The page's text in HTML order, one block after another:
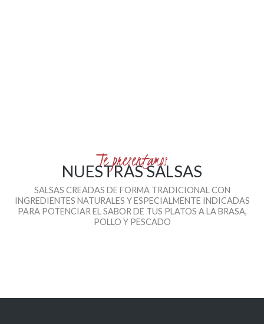
Te presentamos
NUESTRAS SALSAS
SALSAS CREADAS DE FORMA TRADICIONAL CON
INGREDIENTES NATURALES Y ESPECIALMENTE INDICADAS
PARA POTENCIAR EL SABOR DE TUS PLATOS A LA BRASA,
POLLO Y PESCADO